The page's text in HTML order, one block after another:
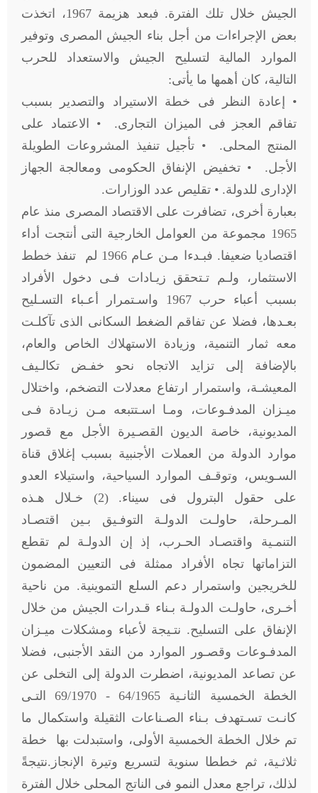
الجيش خلال تلك الفترة. فبعد هزيمة 1967، اتخذت
بعض الإجراءات من أجل بناء الجيش المصرى وتوفير
الموارد المالية لتسليح الجيش والاستعداد للحرب
التالية، كان أهمها ما يأتى:
• إعادة النظر فى خطة الاستيراد والتصدير بسبب
تفاقم العجز فى الميزان التجارى. • الاعتماد على
المنتج المحلى. • تأجيل تنفيذ المشروعات الطويلة
الأجل. • تخفيض الإنفاق الحكومى ومعالجة الجهاز
الإدارى للدولة. • تقليص عدد الوزارات.
بعبارة أخرى، تضافرت على الاقتصاد المصرى منذ عام
1965 مجموعة من العوامل الخارجية التى أنتجت أداء
اقتصاديا ضعيفا. فبـدءا مـن عـام 1966 لم تنفذ خطط
الاستثمار، ولـم تـتحقق زيـادات فـى دخول الأفراد
بسبب أعباء حرب 1967 واسـتمرار أعـباء التسـليح
بعـدها، فضلا عن تفاقم الضغط السكانى الذى تآكلـت
معه ثمار التنمية، وزيادة الاستهلاك الخاص والعام،
بالإضافة إلى تزايد الاتجاه نحو خفـض تكالـيف
المعيشـة، واستمرار ارتفاع معدلات التضخم، واختلال
ميـزان المدفـوعات، ومـا اسـتتبعه مـن زيـادة فـى
المديونية، خاصة الديون القصـيرة الأجل مع قصور
موارد الدولة من العملات الأجنبية بسبب إغلاق قناة
السـويس، وتوقـف الموارد السياحية، واستيلاء العدو
على حقول البترول فى سيناء. (2) خـلال هـذه
المـرحلة، حاولـت الدولـة التوفـيق بـين اقتصـاد
التنمـية واقتصـاد الحـرب، إذ إن الدولـة لم تقطع
التزاماتها تجاه الأفراد ممثلة فى التعيين المضمون
للخريجين واستمرار دعم السلع التموينية. من ناحية
أخـرى، حاولـت الدولـة بـناء قـدرات الجيش من خلال
الإنفاق على التسليح. نتـيجة لأعباء ومشكلات ميـزان
المدفـوعات وقصـور الموارد من النقد الأجنبى، فضلا
عن تصاعد المديونية، اضطرت الدولة إلى التخلى عن
الخطة الخمسية الثانـية 64/1965 - 69/1970 التـى
كانـت تسـتهدف بـناء الصـناعات الثقيلة واستكمال ما
تم خلال الخطة الخمسية الأولى، واستبدلت بها خطة
ثلاثـية، ثم خططا سنوية لتسريع وتيرة الإنجاز.نتيجةً
لذلك، تراجع معدل النمو فى الناتج المحلى خلال الفترة